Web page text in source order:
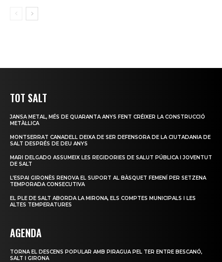
TOT SALT
JANSA METAL, MÉS DE QUARANTA ANYS FENT CRÉIXER LA CONSTRUCCIÓ
METÀL·LICA
MONTSERRAT CANADELL DEIXA DE SER DEFENSORA DE LA CIUTADANIA DE
SALT DESPRÉS DE DEU ANYS
MARI DELGADO ASSUMEIX LES REGIDORIES DE SALUT PÚBLICA I JOVENTUT
DE SALT
L’ESPAI GIRONÈS RENOVA EL SUPORT AL BÀSQUET FEMENÍ PER SETZENA
TEMPORADA CONSECUTIVA
EL PLE DE SALT ABORDA LA MIRONA, ELS COMPTES MUNICIPALS I LES
ALTES TEMPERATURES
AGENDA
TORNA EL DESCENS POPULAR AMB PIRAGUA PEL TER ENTRE BESCANÓ,
SALT I GIRONA